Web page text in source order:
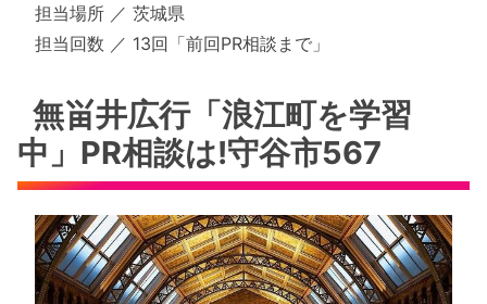
担当場所 ／ 茨城県
担当回数 ／ 13回「前回PR相談まで」
無畄井広行「浪江町を学習
中」PR相談は!守谷市567